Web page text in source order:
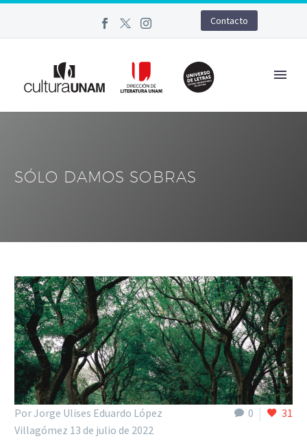
Contacto
SÓLO DAMOS SOBRAS
0 31
Por Jorge Ulises Eduardo López
Villagómez 13 de julio de 2022